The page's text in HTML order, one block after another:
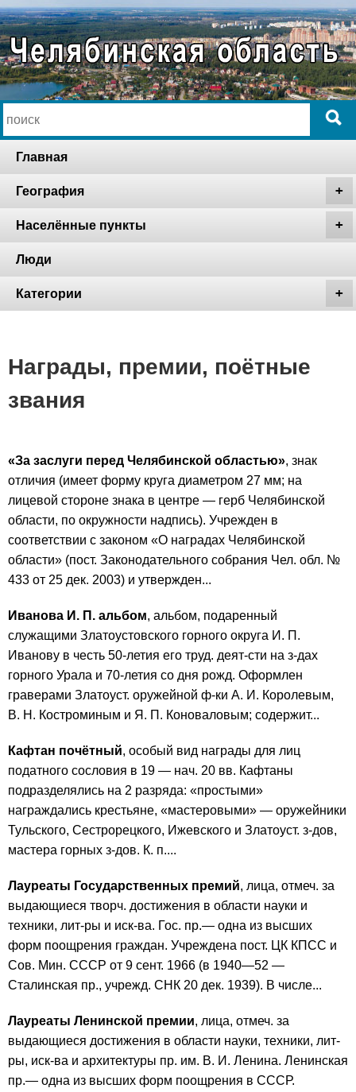
Главная
География
Населённые пункты
Люди
Категории
Награды, премии, поётные
звания
«За заслуги перед Челябинской областью», знак
отличия (имеет форму круга диаметром 27 мм; на
лицевой стороне знака в центре — герб Челябинской
области, по окружности надпись). Учрежден в
соответствии с законом «О наградах Челябинской
области» (пост. Законодательного собрания Чел. обл. №
433 от 25 дек. 2003) и утвержден...
Иванова И. П. альбом, альбом, подаренный
служащими Златоустовского горного округа И. П.
Иванову в честь 50-летия его труд. деят-сти на з-дах
горного Урала и 70-летия со дня рожд. Оформлен
граверами Златоуст. оружейной ф-ки А. И. Королевым,
В. Н. Костроминым и Я. П. Коноваловым; содержит...
Кафтан почётный, особый вид награды для лиц
податного сословия в 19 — нач. 20 вв. Кафтаны
подразделялись на 2 разряда: «простыми»
награждались крестьяне, «мастеровыми» — оружейники
Тульского, Сестрорецкого, Ижевского и Златоуст. з-дов,
мастера горных з-дов. К. п....
Лауреаты Государственных премий, лица, отмеч. за
выдающиеся творч. достижения в области науки и
техники, лит-ры и иск-ва. Гос. пр.— одна из высших
форм поощрения граждан. Учреждена пост. ЦК КПСС и
Сов. Мин. СССР от 9 сент. 1966 (в 1940—52 —
Сталинская пр., учрежд. СНК 20 дек. 1939). В числе...
Лауреаты Ленинской премии, лица, отмеч. за
выдающиеся достижения в области науки, техники, лит-
ры, иск-ва и архитектуры пр. им. В. И. Ленина. Ленинская
пр.— одна из высших форм поощрения в СССР.